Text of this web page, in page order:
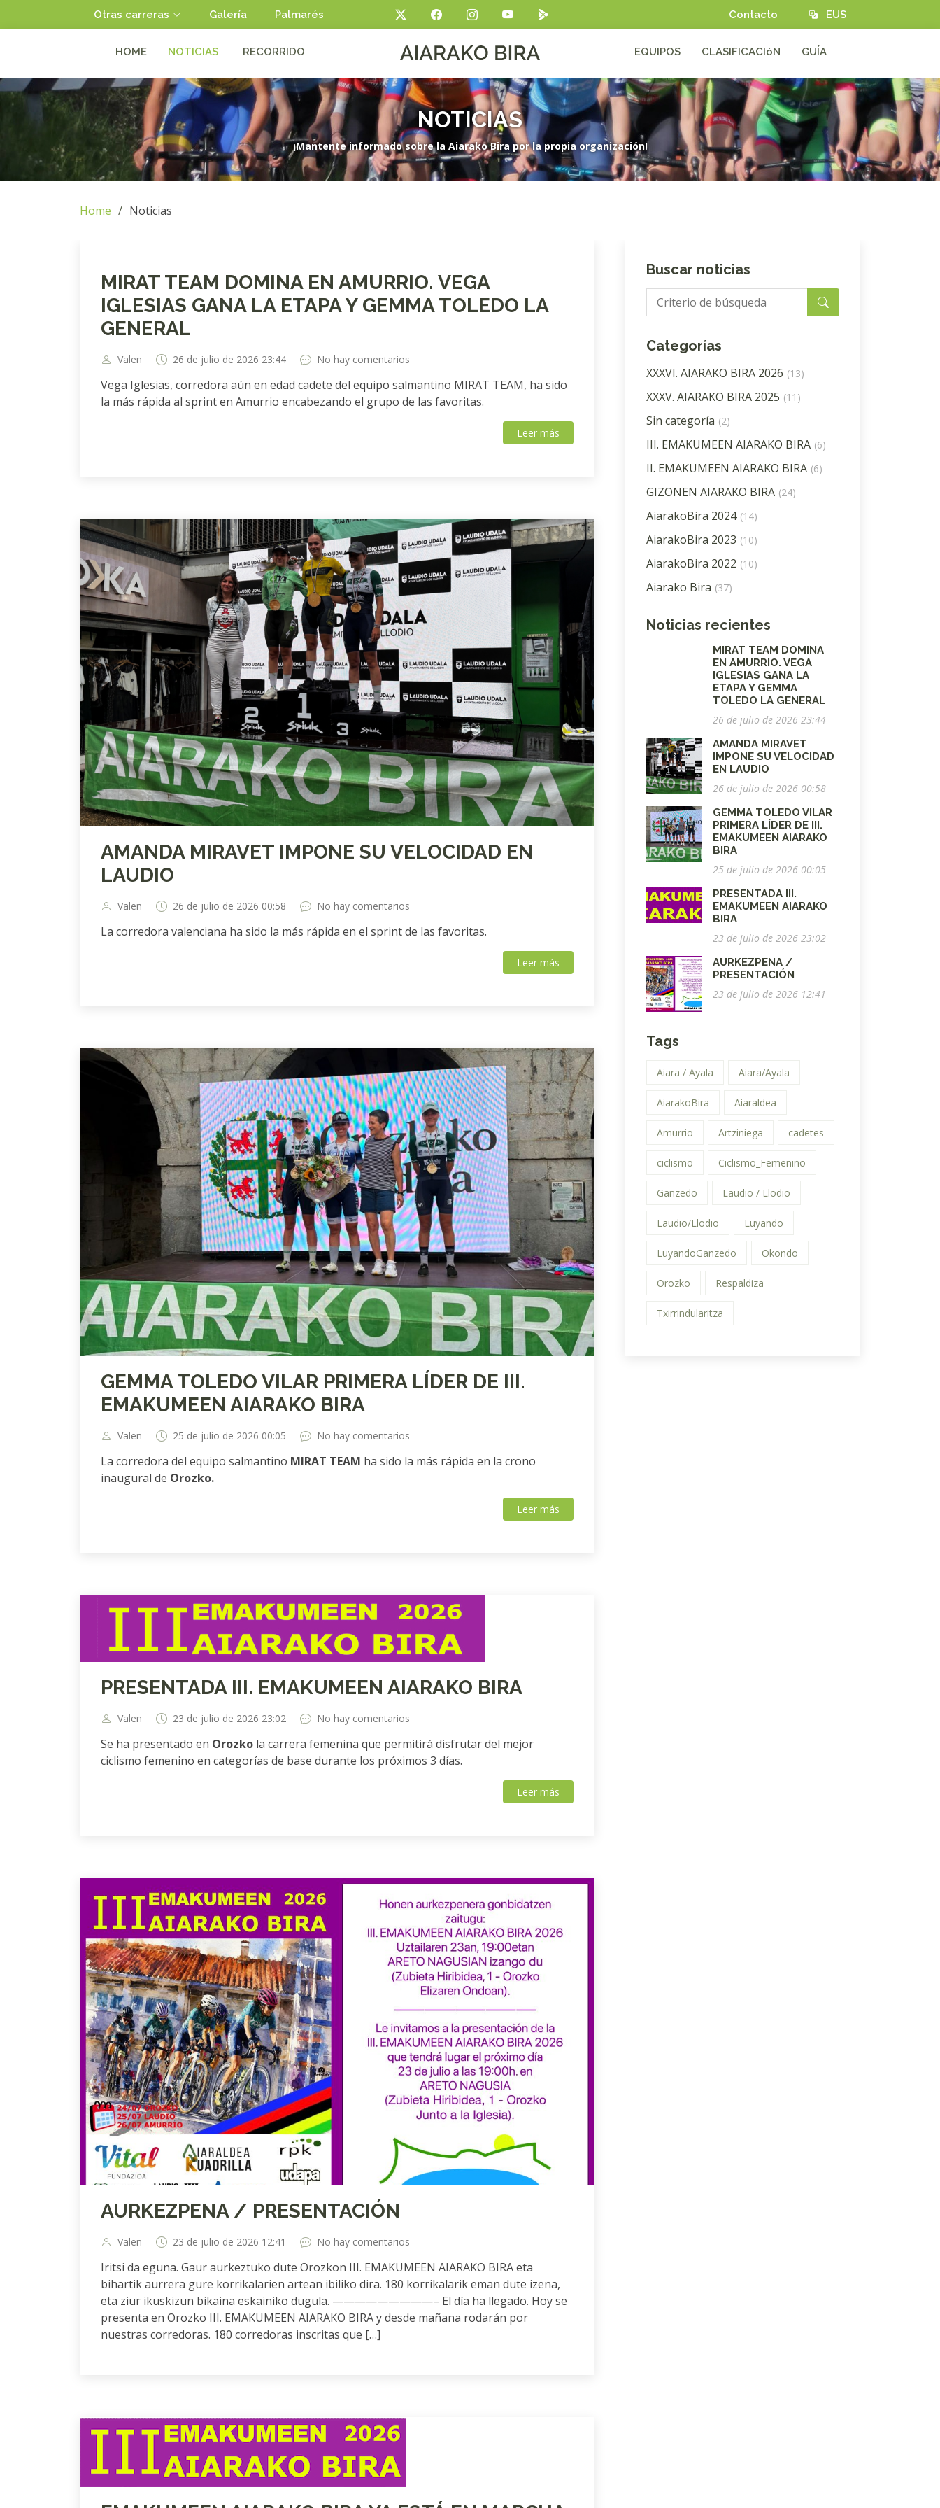
Otras carreras Galería Palmarés Contacto EUS
HOME NOTICIAS RECORRIDO EQUIPOS CLASIFICACIóN GUÍA
NOTICIAS
¡Mantente informado sobre la Aiarako Bira por la propia organización!
Home Noticias
MIRAT TEAM DOMINA EN AMURRIO. VEGA
IGLESIAS GANA LA ETAPA Y GEMMA TOLEDO LA
GENERAL
Valen 26 de julio de 2026 23:44 No hay comentarios
Vega Iglesias, corredora aún en edad cadete del equipo salmantino MIRAT TEAM, ha sido
la más rápida al sprint en Amurrio encabezando el grupo de las favoritas.
Leer más
AMANDA MIRAVET IMPONE SU VELOCIDAD EN
LAUDIO
Valen 26 de julio de 2026 00:58 No hay comentarios
La corredora valenciana ha sido la más rápida en el sprint de las favoritas.
Leer más
GEMMA TOLEDO VILAR PRIMERA LÍDER DE III.
EMAKUMEEN AIARAKO BIRA
Valen 25 de julio de 2026 00:05 No hay comentarios
La corredora del equipo salmantino MIRAT TEAM ha sido la más rápida en la crono
inaugural de Orozko.
Leer más
PRESENTADA III. EMAKUMEEN AIARAKO BIRA
Valen 23 de julio de 2026 23:02 No hay comentarios
Se ha presentado en Orozko la carrera femenina que permitirá disfrutar del mejor
ciclismo femenino en categorías de base durante los próximos 3 días.
Leer más
AURKEZPENA / PRESENTACIÓN
Valen 23 de julio de 2026 12:41 No hay comentarios
Iritsi da eguna. Gaur aurkeztuko dute Orozkon III. EMAKUMEEN AIARAKO BIRA eta
bihartik aurrera gure korrikalarien artean ibiliko dira. 180 korrikalarik eman dute izena,
eta ziur ikuskizun bikaina eskainiko dugula. —————————– El día ha llegado. Hoy se
presenta en Orozko III. EMAKUMEEN AIARAKO BIRA y desde mañana rodarán por
nuestras corredoras. 180 corredoras inscritas que […]
Buscar noticias
Categorías
XXXVI. AIARAKO BIRA 2026 (13)
XXXV. AIARAKO BIRA 2025 (11)
Sin categoría (2)
III. EMAKUMEEN AIARAKO BIRA (6)
II. EMAKUMEEN AIARAKO BIRA (6)
GIZONEN AIARAKO BIRA (24)
AiarakoBira 2024 (14)
AiarakoBira 2023 (10)
AiarakoBira 2022 (10)
Aiarako Bira (37)
Noticias recientes
MIRAT TEAM DOMINA
EN AMURRIO. VEGA
IGLESIAS GANA LA
ETAPA Y GEMMA
TOLEDO LA GENERAL
26 de julio de 2026 23:44
AMANDA MIRAVET
IMPONE SU VELOCIDAD
EN LAUDIO
26 de julio de 2026 00:58
GEMMA TOLEDO VILAR
PRIMERA LÍDER DE III.
EMAKUMEEN AIARAKO
BIRA
25 de julio de 2026 00:05
PRESENTADA III.
EMAKUMEEN AIARAKO
BIRA
23 de julio de 2026 23:02
AURKEZPENA /
PRESENTACIÓN
23 de julio de 2026 12:41
Tags
Aiara / Ayala Aiara/Ayala
AiarakoBira Aiaraldea
Amurrio Artziniega cadetes
ciclismo Ciclismo_Femenino
Ganzedo Laudio / Llodio
Laudio/Llodio Luyando
LuyandoGanzedo Okondo
Orozko Respaldiza
Txirrindularitza